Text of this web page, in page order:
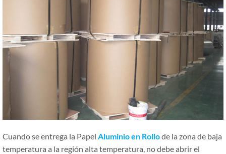
Cuando se entrega la Papel Aluminio en Rollode la zona de baja
temperatura a la región alta temperatura, no debe abrir el